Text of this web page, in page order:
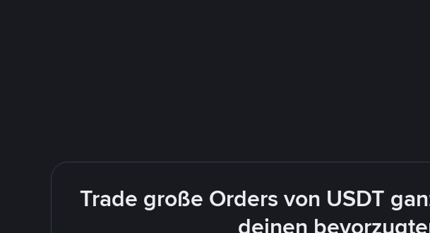
Trade große Orders von USDT
deinen